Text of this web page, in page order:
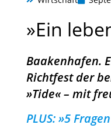
»Ein
Baakenhafen.
Richtfest der
»Tide« – mit
PLUS: »5